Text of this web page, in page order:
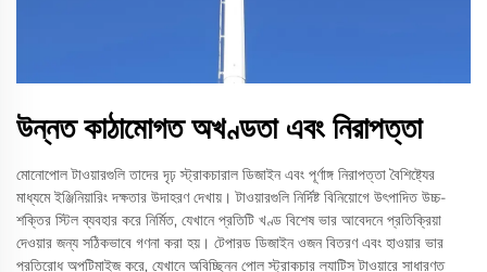
উন্নত কাঠামোগত অখণ্ডতা এবং নিরাপত্তা
মোনোপোল টাওয়ারগুলি তাদের দৃঢ় স্ট্রাকচারাল ডিজাইন এবং পূর্ণাঙ্গ নিরাপত্তা বৈশিষ্ট্যের
মাধ্যমে ইঞ্জিনিয়ারিং দক্ষতার উদাহরণ দেখায়। টাওয়ারগুলি নির্দিষ্ট বিনিয়োগে উৎপাদিত উচ্চ-
শক্তির স্টিল ব্যবহার করে নির্মিত, যেখানে প্রতিটি খণ্ড বিশেষ ভার আবেদনে প্রতিক্রিয়া
দেওয়ার জন্য সঠিকভাবে গণনা করা হয়। টেপারড ডিজাইন ওজন বিতরণ এবং হাওয়ার ভার
প্রতিরোধ অপটিমাইজ করে, যেখানে অবিচ্ছিন্ন পোল স্ট্রাকচার ল্যাটিস টাওয়ারে সাধারণত